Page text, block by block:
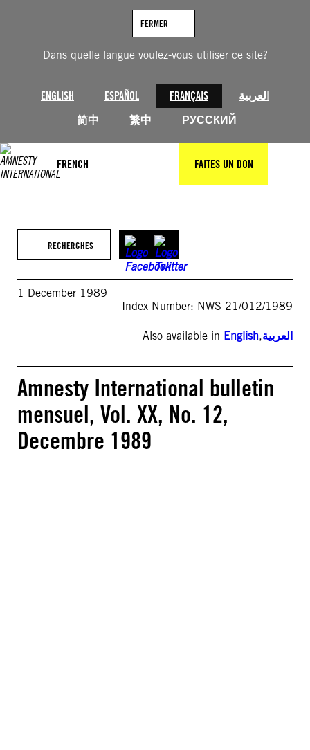
Dans quelle langue voulez-vous utiliser ce site?
ENGLISH ESPAÑOL FRANÇAIS
العربية
简中
繁中 РУССКИЙ
FERMER
FRENCH FAITES UN DON
RECHERCHES
1 December 1989
Index Number: NWS 21/012/1989
Also available in English,العربية
Amnesty International bulletin
mensuel, Vol. XX, No. 12,
Decembre 1989